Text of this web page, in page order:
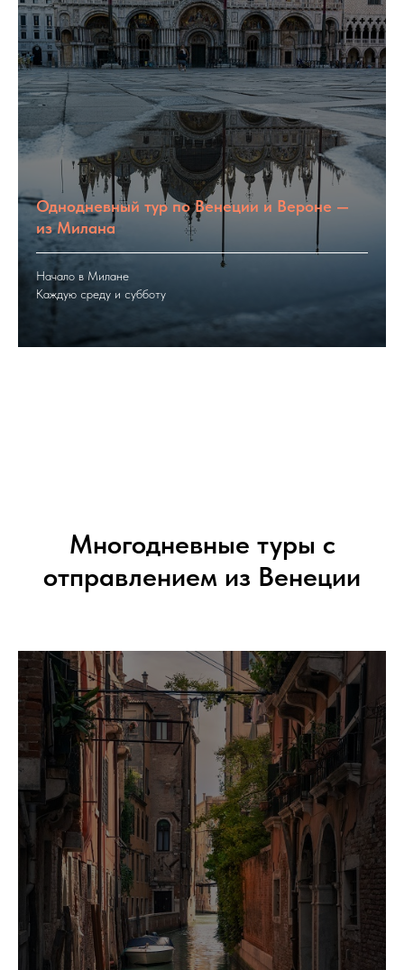
Однодневный тур по Венеции и Вероне —
из Милана
Начало в Милане
Каждую среду и субботу
Многодневные туры с
отправлением из Венеции